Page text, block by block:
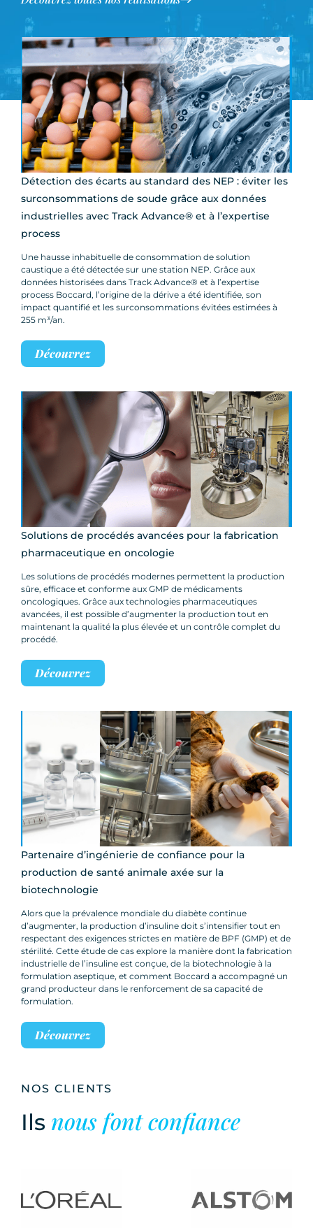
Détection des écarts au standard des NEP : éviter les
surconsommations de soude grâce aux données
industrielles avec Track Advance® et à l’expertise
process
Une hausse inhabituelle de consommation de solution
caustique a été détectée sur une station NEP. Grâce aux
données historisées dans Track Advance® et à l’expertise
process Boccard, l’origine de la dérive a été identifiée, son
impact quantifié et les surconsommations évitées estimées à
255 m³/an.
Découvrez
Solutions de procédés avancées pour la fabrication
pharmaceutique en oncologie
Les solutions de procédés modernes permettent la production
sûre, efficace et conforme aux GMP de médicaments
oncologiques. Grâce aux technologies pharmaceutiques
avancées, il est possible d’augmenter la production tout en
maintenant la qualité la plus élevée et un contrôle complet du
procédé.
Découvrez
Partenaire d’ingénierie de confiance pour la
production de santé animale axée sur la
biotechnologie
Alors que la prévalence mondiale du diabète continue
d’augmenter, la production d’insuline doit s’intensifier tout en
respectant des exigences strictes en matière de BPF (GMP) et de
stérilité. Cette étude de cas explore la manière dont la fabrication
industrielle de l’insuline est conçue, de la biotechnologie à la
formulation aseptique, et comment Boccard a accompagné un
grand producteur dans le renforcement de sa capacité de
formulation.
Découvrez
NOS CLIENTS
Ils nous font confiance